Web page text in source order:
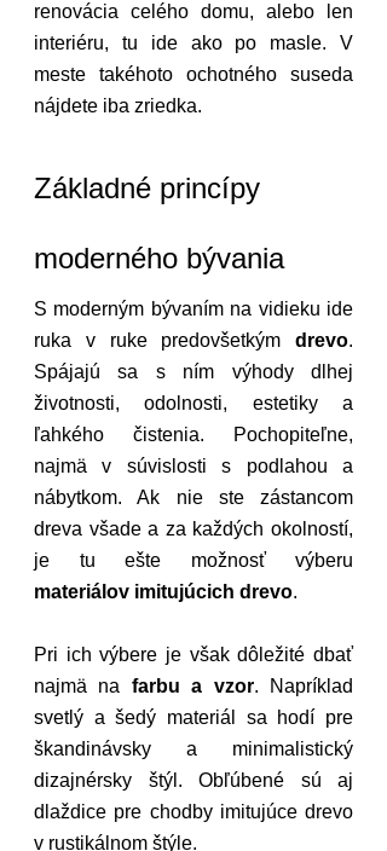
renovácia celého domu, alebo len
interiéru, tu ide ako po masle. V
meste takéhoto ochotného suseda
nájdete iba zriedka.
Základné princípy
moderného bývania
S moderným bývaním na vidieku ide
ruka v ruke predovšetkým drevo.
Spájajú sa s ním výhody dlhej
životnosti, odolnosti, estetiky a
ľahkého čistenia. Pochopiteľne,
najmä v súvislosti s podlahou a
nábytkom. Ak nie ste zástancom
dreva všade a za každých okolností,
materiálov imitujúcich drevo.
Pri ich výbere je však dôležité dbať
najmä na farbu a vzor. Napríklad
svetlý a šedý materiál sa hodí pre
škandinávsky a minimalistický
dizajnérsky štýl. Obľúbené sú aj
dlaždice pre chodby imitujúce drevo
v rustikálnom štýle.